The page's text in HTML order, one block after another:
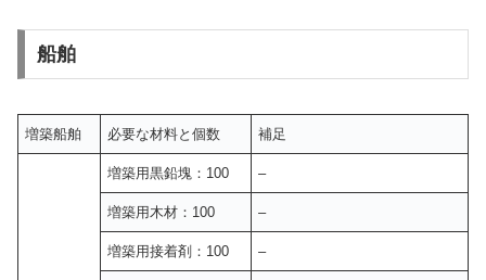
船舶
増築船舶 必要な材料と個数 補足
増築用黒鉛塊：100 –
増築用木材：100 –
増築用接着剤：100 –